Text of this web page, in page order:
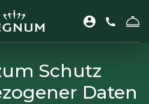
Schutz
Daten